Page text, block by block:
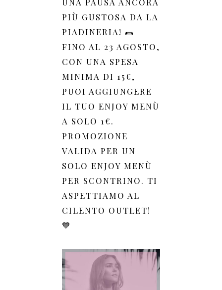
PIÙ GUSTOSA DA LA
PIADINERIA! 🌯
FINO AL 23 AGOSTO,
CON UNA SPESA
MINIMA DI 15€,
PUOI AGGIUNGERE
IL TUO ENJOY MENÙ
A SOLO 1€.
PROMOZIONE
VALIDA PER UN
SOLO ENJOY MENÙ
PER SCONTRINO. TI
ASPETTIAMO AL
CILENTO OUTLET!
💙